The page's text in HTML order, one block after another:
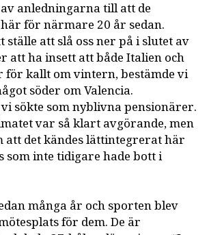
anledningarna till att de
för närmare 20 år sedan.
ställe att slå oss ner på i slutet av
att ha insett att både Italien och
för kallt om vintern, bestämde vi
söder om Valencia.
sökte som nyblivna pensionärer.
var så klart avgörande, men
att det kändes lättintegrerat här
som inte tidigare hade bott i
många år och sporten blev
för dem. De är